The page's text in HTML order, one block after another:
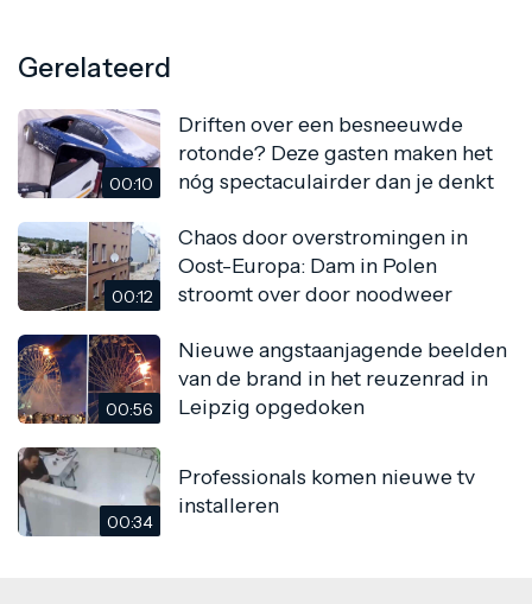
Gerelateerd
00:10
Driften over een besneeuwde
rotonde? Deze gasten maken het
nóg spectaculairder dan je denkt
00:12
Chaos door overstromingen in
Oost-Europa: Dam in Polen
stroomt over door noodweer
00:56
Nieuwe angstaanjagende beelden
van de brand in het reuzenrad in
Leipzig opgedoken
00:34
Professionals komen nieuwe tv
installeren